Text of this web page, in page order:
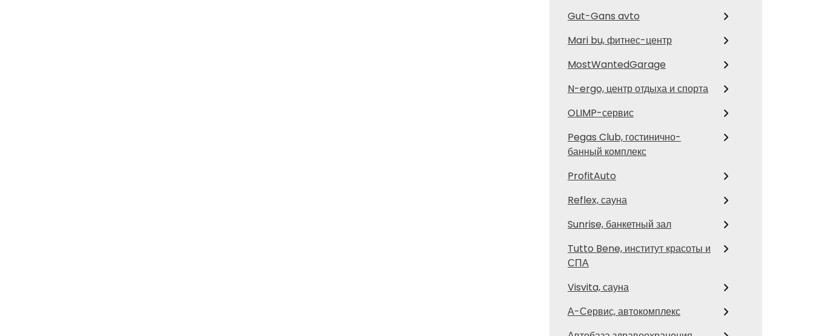
Gut-Gans avto
Mari bu, фитнес-центр
MostWantedGarage
N-ergo, центр отдыха и спорта
OLIMP-сервис
Pegas Club, гостинично-
банный комплекс
ProfitAuto
Reflex, сауна
Sunrise, банкетный зал
Tutto Bene, институт красоты и
СПА
Visvita, сауна
А-Сервис, автокомплекс